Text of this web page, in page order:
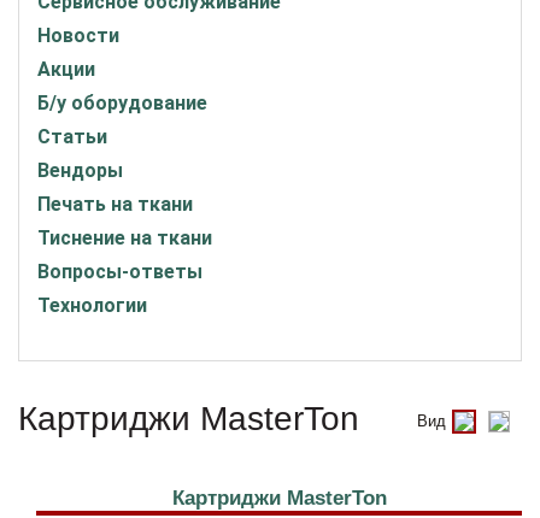
Новости
Акции
Б/у оборудование
Статьи
Вендоры
Печать на ткани
Тиснение на ткани
Вопросы-ответы
Технологии
Картриджи MasterTon Вид
Картриджи MasterTon